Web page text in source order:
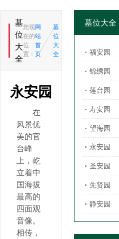
墓
位
大
全
您现
在的
位
置：
网
站
首
页
墓
位
大
全
永安园
在
风景优
美的官
台峰
上，屹
立着中
国海拔
最高的
四面观
音像。
相传，
墓位大全
福安园
锦绣园
莲台园
寿安园
望海园
永安园
圣安园
先贤园
静安园